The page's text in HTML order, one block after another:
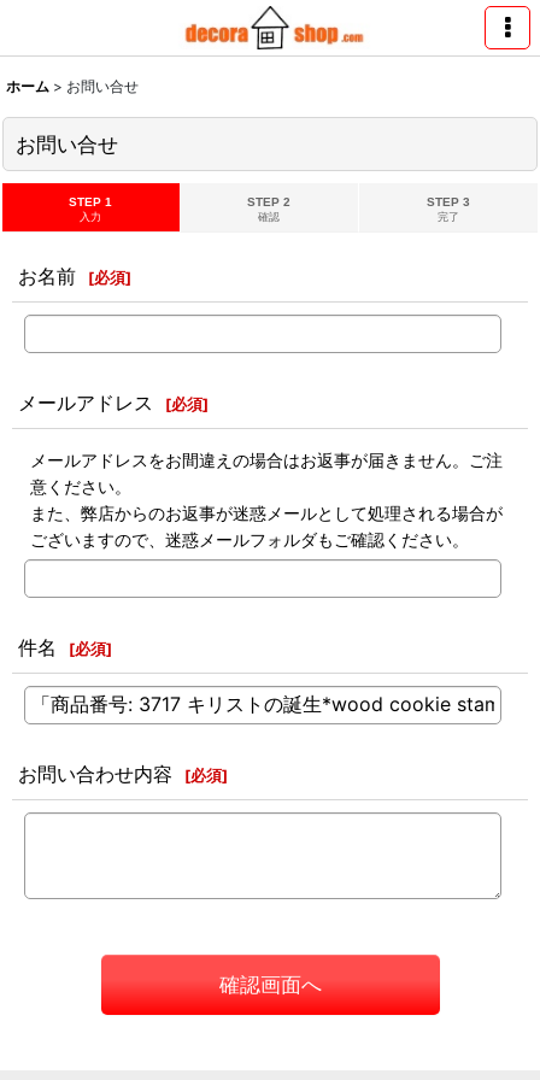
ホーム > お問い合せ
お問い合せ
STEP 1
入力
STEP 2
確認
STEP 3
完了
お名前 [必須]
メールアドレス [必須]
メールアドレスをお間違えの場合はお返事が届きません。ご注
意ください。
また、弊店からのお返事が迷惑メールとして処理される場合が
ございますので、迷惑メールフォルダもご確認ください。
件名 [必須]
お問い合わせ内容 [必須]
確認画面へ